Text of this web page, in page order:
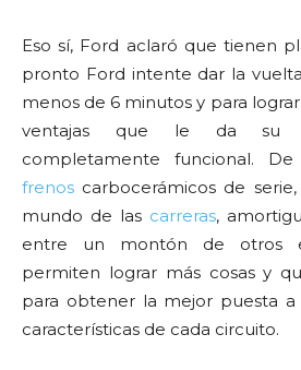
Eso sí, Ford aclaró que tienen
pronto Ford intente dar la
menos de 6 minutos y para
ventajas que le da su
completamente funcional.
frenos carbocerámicos de serie,
mundo de las carreras,
entre un montón de otros
permiten lograr más cosas y
para obtener la mejor puesta
características de cada circuito.